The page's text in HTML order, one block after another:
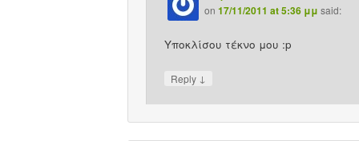
on 17/11/2011 at 5:36 μμ said:
Υποκλίσου τέκνο μου :p
Reply ↓